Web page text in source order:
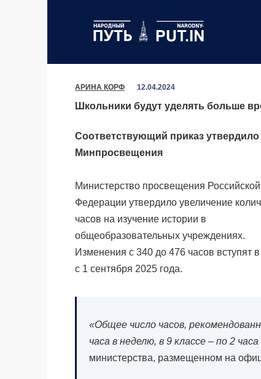
АРИНА КОРФ 12.04.2024
Школьники будут уделять больше
Соответствующий приказ утвердило
Минпросвещения
Министерство просвещения Российской
Федерации утвердило увеличение
часов на изучение истории в
общеобразовательных учреждениях.
Изменения с 340 до 476 часов вступят
с 1 сентября 2025 года.
«Общее число часов,
часа в неделю, в 9 классе – по 2
министерства, размещенном на